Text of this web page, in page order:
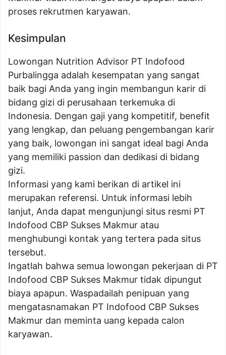
proses rekrutmen karyawan.
Kesimpulan
Lowongan Nutrition Advisor PT Indofood
Purbalingga adalah kesempatan yang sangat
baik bagi Anda yang ingin membangun karir di
bidang gizi di perusahaan terkemuka di
Indonesia. Dengan gaji yang kompetitif, benefit
yang lengkap, dan peluang pengembangan karir
yang baik, lowongan ini sangat ideal bagi Anda
yang memiliki passion dan dedikasi di bidang
gizi.
Informasi yang kami berikan di artikel ini
merupakan referensi. Untuk informasi lebih
lanjut, Anda dapat mengunjungi situs resmi PT
Indofood CBP Sukses Makmur atau
menghubungi kontak yang tertera pada situs
tersebut.
Ingatlah bahwa semua lowongan pekerjaan di PT
Indofood CBP Sukses Makmur tidak dipungut
biaya apapun. Waspadailah penipuan yang
mengatasnamakan PT Indofood CBP Sukses
Makmur dan meminta uang kepada calon
karyawan.